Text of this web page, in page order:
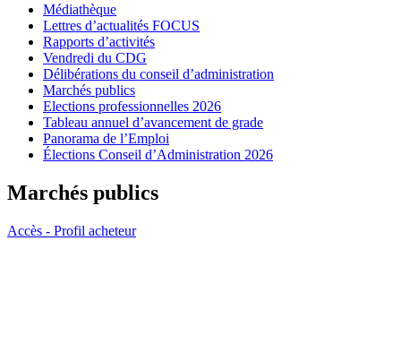
Médiathèque
Lettres d’actualités FOCUS
Rapports d’activités
Vendredi du CDG
Délibérations du conseil d’administration
Marchés publics
Elections professionnelles 2026
Tableau annuel d’avancement de grade
Panorama de l’Emploi
Élections Conseil d’Administration 2026
Marchés publics
Accès - Profil acheteur